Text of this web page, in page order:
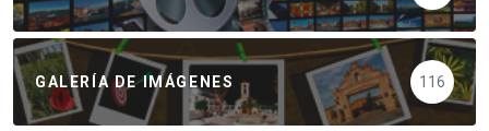
GALERÍA DE IMÁGENES 116